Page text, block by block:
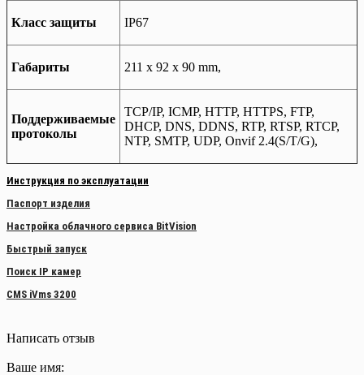
Класс защиты IP67
Габариты 211 x 92 x 90 mm,
Поддерживаемые
протоколы
TCP/IP, ICMP, HTTP, HTTPS, FTP,
DHCP, DNS, DDNS, RTP, RTSP, RTCP,
NTP, SMTP, UDP, Onvif 2.4(S/T/G),
Инструкция по эксплуатации
Паспорт изделия
Настройка облачного сервиса BitVision
Быстрый запуск
Поиск IP камер
CMS iVms 3200
Написать отзыв
Ваше имя: